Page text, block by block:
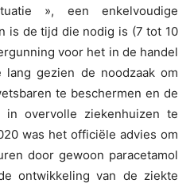
», een enkelvoudige
is de tijd die nodig is (7 tot 10
voor het in de handel
gezien de noodzaak om
te beschermen en de
overvolle ziekenhuizen te
was het officiële advies om
door gewoon paracetamol
ontwikkeling van de ziekte